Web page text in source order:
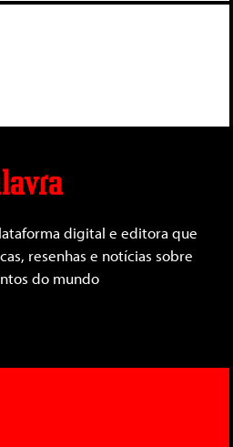
digital e editora que
resenhas e notícias sobre
do mundo